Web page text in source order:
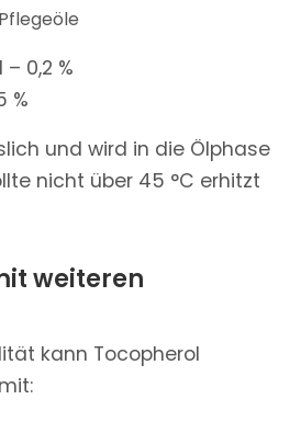
– 0,2 %
%
und wird in die Ölphase
nicht über 45 °C erhitzt
weiteren
kann Tocopherol